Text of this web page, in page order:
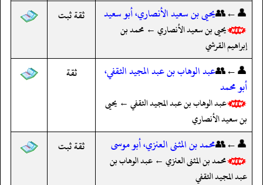
👤←👥يحيى بن سعيد الأنصاري، أبو سعيد
يحيى بن سعيد الأنصاري ← محمد بن
إبراهيم القرشي
ثقة ثبت
👤←👥عبد الوهاب بن عبد المجيد الثقفي،
أبو محمد
عبد الوهاب بن عبد المجيد الثقفي ← يحيى
بن سعيد الأنصاري
ثقة
👤←👥محمد بن المثنى العنزي، أبو موسى
محمد بن المثنى العنزي ← عبد الوهاب بن
عبد المجيد الثقفي
ثقة ثبت